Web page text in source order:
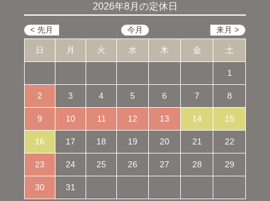
2026年8月の定休日
日 月 火 水 木 金 土
1
2 3 4 5 6 7 8
9 10 11 12 13 14 15
16 17 18 19 20 21 22
23 24 25 26 27 28 29
30 31